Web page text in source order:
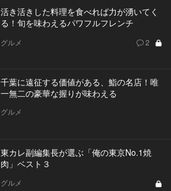
活き活きした料理を食べれば力が湧いてく
る！旬を味わえるパワフルフレンチ
グルメ 2
千葉に遠征する価値がある、鮨の名店！唯
一無二の豪華な握りが味わえる
グルメ
東カレ副編集長が選ぶ「俺の東京No.1焼
肉」ベスト３
グルメ